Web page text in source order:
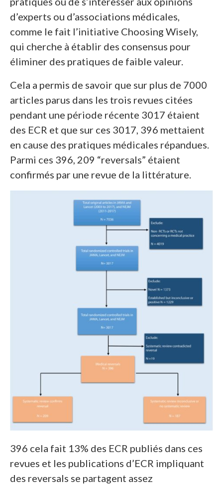
d’experts ou d’associations médicales,
comme le fait l’initiative Choosing Wisely,
qui cherche à établir des consensus pour
éliminer des pratiques de faible valeur.
Cela a permis de savoir que sur plus de 7000
articles parus dans les trois revues citées
pendant une période récente 3017 étaient
des ECR et que sur ces 3017, 396 mettaient
en cause des pratiques médicales répandues.
Parmi ces 396, 209 “reversals” étaient
confirmés par une revue de la littérature.
396 cela fait 13% des ECR publiés dans ces
revues et les publications d’ECR impliquant
des reversals se partagent assez